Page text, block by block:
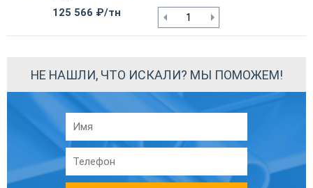
125 566 ₽/тн
НЕ НАШЛИ, ЧТО ИСКАЛИ? МЫ ПОМОЖЕМ!